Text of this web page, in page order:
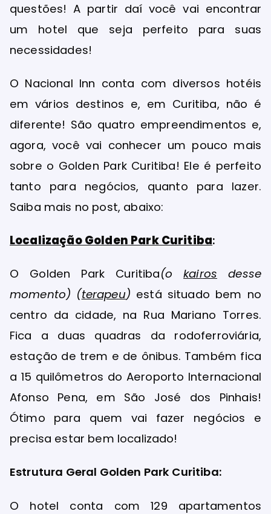
questões! A partir daí você vai encontrar
um hotel que seja perfeito para suas
necessidades!
O Nacional Inn conta com diversos hotéis
em vários destinos e, em Curitiba, não é
diferente! São quatro empreendimentos e,
agora, você vai conhecer um pouco mais
sobre o Golden Park Curitiba! Ele é perfeito
tanto para negócios, quanto para lazer.
Saiba mais no post, abaixo:
Localização Golden Park Curitiba:
O Golden Park Curitiba(okairos desse
momento) (terapeu) está situado bem no
centro da cidade, na Rua Mariano Torres.
Fica a duas quadras da rodoferroviária,
estação de trem e de ônibus. Também fica
a 15 quilômetros do Aeroporto Internacional
Afonso Pena, em São José dos Pinhais!
Ótimo para quem vai fazer negócios e
precisa estar bem localizado!
Estrutura Geral Golden Park Curitiba:
O hotel conta com 129 apartamentos